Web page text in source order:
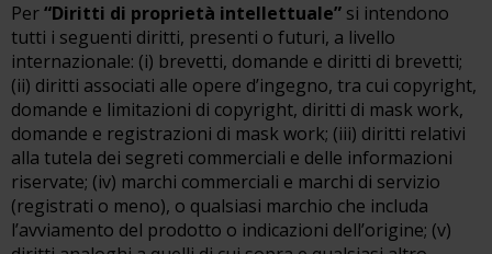
Per“Diritti di proprietà intellettuale” si intendono
tutti i seguenti diritti, presenti o futuri, a livello
internazionale: (i) brevetti, domande e diritti di brevetti;
(ii) diritti associati alle opere d’ingegno, tra cui copyright,
domande e limitazioni di copyright, diritti di mask work,
domande e registrazioni di mask work; (iii) diritti relativi
alla tutela dei segreti commerciali e delle informazioni
riservate; (iv) marchi commerciali e marchi di servizio
(registrati o meno), o qualsiasi marchio che includa
l’avviamento del prodotto o indicazioni dell’origine; (v)